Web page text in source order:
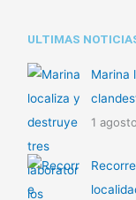
ULTIMAS
Marina
1